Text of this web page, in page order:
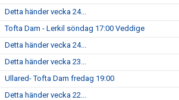
Detta händer vecka 24...
Tofta Dam - Lerkil söndag 17:00 Veddige
Detta händer vecka 24...
Detta händer vecka 23...
Ullared- Tofta Dam fredag 19:00
Detta händer vecka 22...